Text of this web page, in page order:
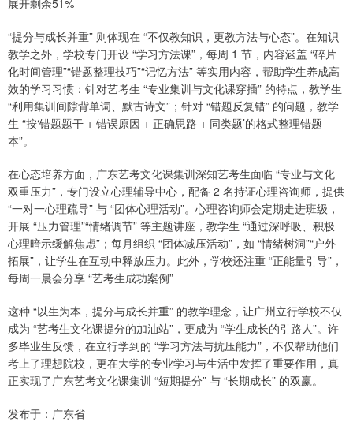
“提分与成长并重” 则体现在 “不仅教知识，更教方法与心态”。在知识
教学之外，学校专门开设 “学习方法课”，每周 1 节，内容涵盖 “碎片
化时间管理”“错题整理技巧”“记忆方法” 等实用内容，帮助学生养成高
效的学习习惯：针对艺考生 “专业集训与文化课穿插” 的特点，教学生
“利用集训间隙背单词、默古诗文”；针对 “错题反复错” 的问题，教学
生 “按‘错题题干 + 错误原因 + 正确思路 + 同类题’的格式整理错题
本”。
在心态培养方面，广东艺考文化课集训深知艺考生面临 “专业与文化
双重压力”，专门设立心理辅导中心，配备 2 名持证心理咨询师，提供
“一对一心理疏导” 与 “团体心理活动”。心理咨询师会定期走进班级，
开展 “压力管理”“情绪调节” 等主题讲座，教学生 “通过深呼吸、积极
心理暗示缓解焦虑”；每月组织 “团体减压活动”，如 “情绪树洞”“户外
拓展”，让学生在互动中释放压力。此外，学校还注重 “正能量引导”，
每周一晨会分享 “艺考生成功案例”
这种 “以生为本，提分与成长并重” 的教学理念，让广州立行学校不仅
成为 “艺考生文化课提分的加油站”，更成为 “学生成长的引路人”。许
多毕业生反馈，在立行学到的 “学习方法与抗压能力”，不仅帮助他们
考上了理想院校，更在大学的专业学习与生活中发挥了重要作用，真
正实现了广东艺考文化课集训 “短期提分” 与 “长期成长” 的双赢。
发布于：广东省